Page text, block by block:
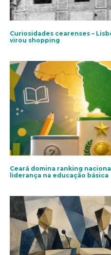
Curiosidades cearenses –
virou shopping
Ceará domina ranking
liderança na educação básica